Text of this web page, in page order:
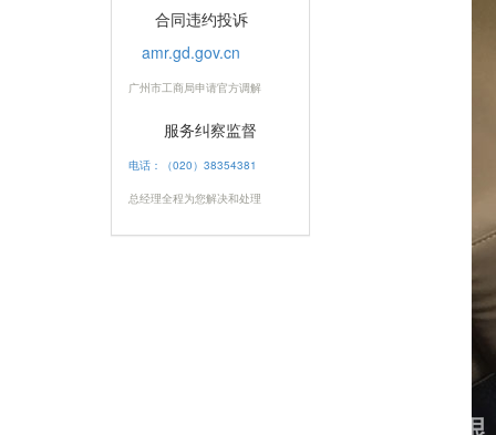
合同违约投诉
amr.gd.gov.cn
广州市工商局申请官方调解
服务纠察监督
电话：（020）38354381
总经理全程为您解决和处理